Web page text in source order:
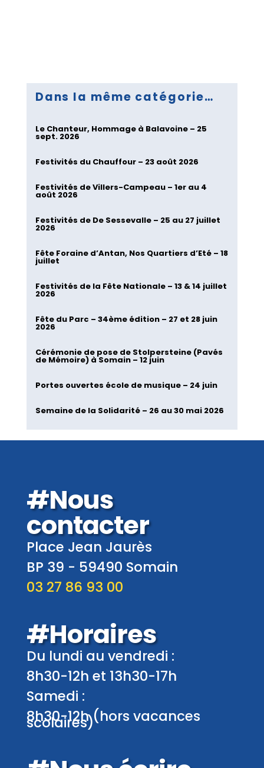
Dans la même catégorie…
Le Chanteur, Hommage à Balavoine – 25
sept. 2026
Festivités du Chauffour – 23 août 2026
Festivités de Villers-Campeau – 1er au 4
août 2026
Festivités de De Sessevalle – 25 au 27 juillet
2026
Fête Foraine d’Antan, Nos Quartiers d’Eté – 18
juillet
Festivités de la Fête Nationale – 13 & 14 juillet
2026
Fête du Parc – 34ème édition – 27 et 28 juin
2026
Cérémonie de pose de Stolpersteine (Pavés
de Mémoire) à Somain – 12 juin
Portes ouvertes école de musique – 24 juin
Semaine de la Solidarité – 26 au 30 mai 2026
#Nous
contacter
Place Jean Jaurès
BP 39 - 59490 Somain
03 27 86 93 00
#Horaires
Du lundi au vendredi :
8h30-12h et 13h30-17h
Samedi :
8h30-12h (hors vacances
scolaires)